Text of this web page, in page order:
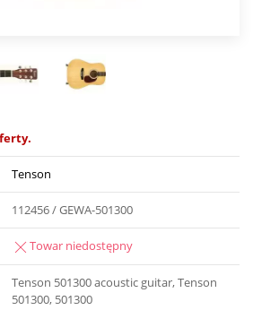
Tenson
112456 / GEWA-501300
Towar niedostępny
Tenson 501300 acoustic guitar, Tenson
501300, 501300